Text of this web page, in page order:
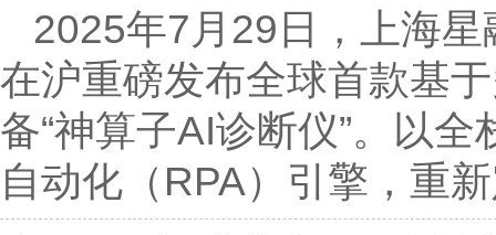
2025年7月29日，上海
在沪重磅发布全球首款基
备“神算子AI诊断仪”。以
自动化（RPA）引擎，重